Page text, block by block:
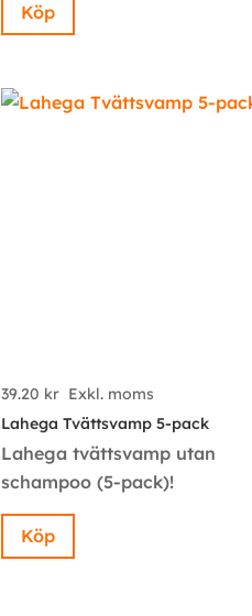
Köp
39.20 kr Exkl. moms
Lahega Tvättsvamp 5-pack
Lahega tvättsvamp utan
schampoo (5-pack)!
Köp